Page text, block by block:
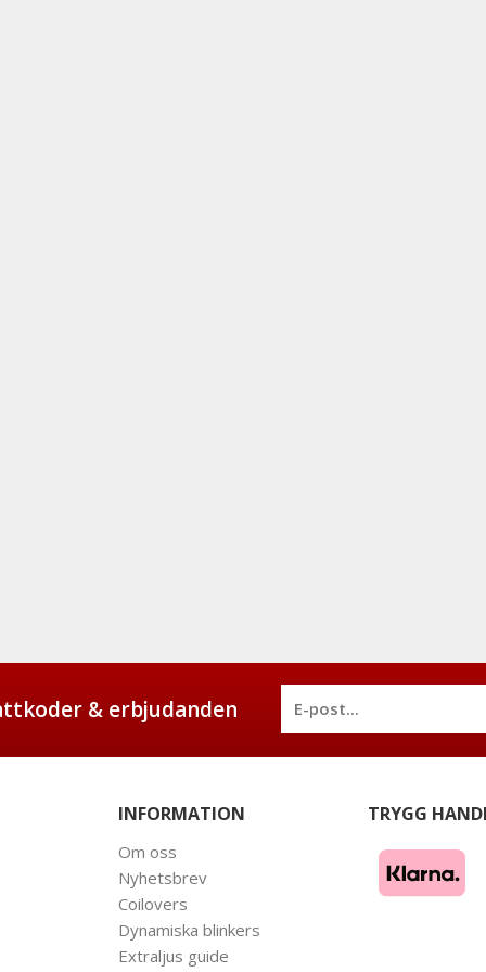
& erbjudanden
INFORMATION
Om oss
Nyhetsbrev
Coilovers
Dynamiska blinkers
Extraljus guide
TRYGG